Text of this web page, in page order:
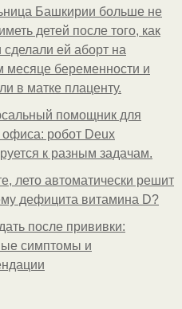
Башкирии больше не
детей после того, как
сделали ей аборт на
месяце беременности и
в матке плаценту.
помощник для
робот Deux
к разным задачам.
лето автоматически решит
дефицита витамина D?
после прививки:
симптомы и